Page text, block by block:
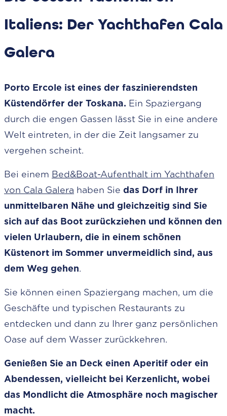
Italiens: Der Yachthafen Cala
Galera
Porto Ercole ist eines der faszinierendsten
Küstendörfer der Toskana. Ein Spaziergang
durch die engen Gassen lässt Sie in eine andere
Welt eintreten, in der die Zeit langsamer zu
vergehen scheint.
Bei einem Bed&Boat-Aufenthalt im Yachthafen
von Cala Galera haben Sie das Dorf in Ihrer
unmittelbaren Nähe und gleichzeitig sind Sie
sich auf das Boot zurückziehen und können den
vielen Urlaubern, die in einem schönen
Küstenort im Sommer unvermeidlich sind, aus
dem Weg gehen.
Sie können einen Spaziergang machen, um die
Geschäfte und typischen Restaurants zu
entdecken und dann zu Ihrer ganz persönlichen
Oase auf dem Wasser zurückkehren.
Genießen Sie an Deck einen Aperitif oder ein
Abendessen, vielleicht bei Kerzenlicht, wobei
das Mondlicht die Atmosphäre noch magischer
macht.